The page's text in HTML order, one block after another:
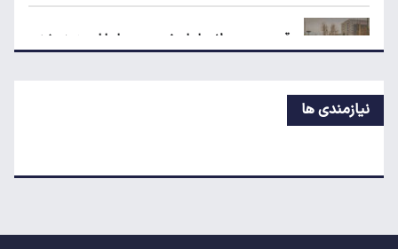
قیمت محصولات ایران‌خودرو و سایپا امروز پنجشنبه
۱۴۰۵
نیازمندی ها